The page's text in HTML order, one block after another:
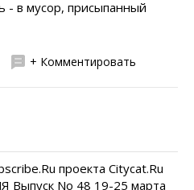
- в мусор, присыпанный
+ Комментировать
проекта Citycat.Ru
No 48 19-25 марта